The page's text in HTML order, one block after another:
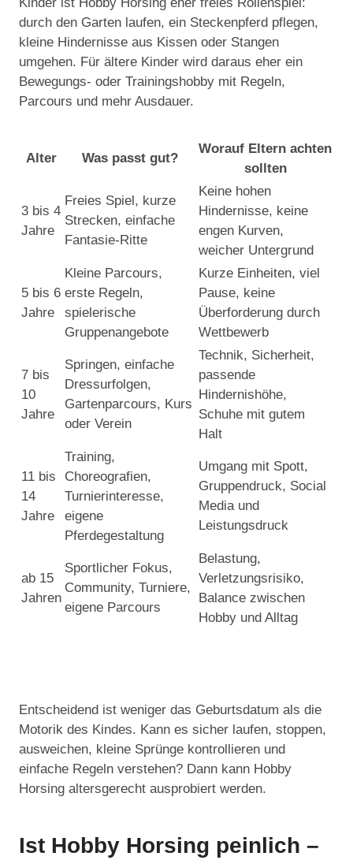
Kinder ist Hobby Horsing eher freies Rollenspiel:
durch den Garten laufen, ein Steckenpferd pflegen,
kleine Hindernisse aus Kissen oder Stangen
umgehen. Für ältere Kinder wird daraus eher ein
Bewegungs- oder Trainingshobby mit Regeln,
Parcours und mehr Ausdauer.
Alter Was passt gut?
Worauf Eltern achten
sollten
3 bis 4
Jahre
Freies Spiel, kurze
Strecken, einfache
Fantasie-Ritte
Keine hohen
Hindernisse, keine
engen Kurven,
weicher Untergrund
5 bis 6
Jahre
Kleine Parcours,
erste Regeln,
spielerische
Gruppenangebote
Kurze Einheiten, viel
Pause, keine
Überforderung durch
Wettbewerb
7 bis
10
Jahre
Springen, einfache
Dressurfolgen,
Gartenparcours, Kurs
oder Verein
Technik, Sicherheit,
passende
Hindernishöhe,
Schuhe mit gutem
Halt
11 bis
14
Jahre
Training,
Choreografien,
Turnierinteresse,
eigene
Pferdegestaltung
Umgang mit Spott,
Gruppendruck, Social
Media und
Leistungsdruck
ab 15
Jahren
Sportlicher Fokus,
Community, Turniere,
eigene Parcours
Belastung,
Verletzungsrisiko,
Balance zwischen
Hobby und Alltag
Entscheidend ist weniger das Geburtsdatum als die
Motorik des Kindes. Kann es sicher laufen, stoppen,
ausweichen, kleine Sprünge kontrollieren und
einfache Regeln verstehen? Dann kann Hobby
Horsing altersgerecht ausprobiert werden.
Ist Hobby Horsing peinlich –